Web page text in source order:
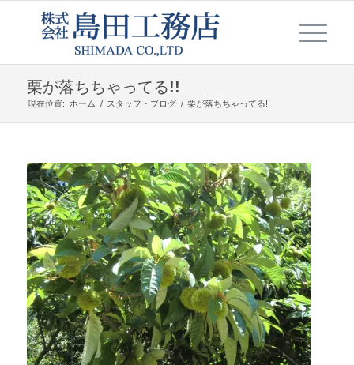
栗が落ちちゃってる!!
現在位置: ホーム / スタッフ・ブログ / 栗が落ちちゃってる!!